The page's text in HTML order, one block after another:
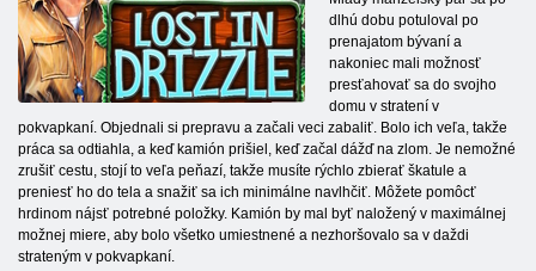
dlhú dobu potuloval po
prenajatom bývaní a
nakoniec mali možnosť
presťahovať sa do svojho
domu v stratení v
pokvapkaní. Objednali si prepravu a začali veci zabaliť. Bolo ich veľa, takže
práca sa odtiahla, a keď kamión prišiel, keď začal dážď na zlom. Je nemožné
zrušiť cestu, stojí to veľa peňazí, takže musíte rýchlo zbierať škatule a
preniesť ho do tela a snažiť sa ich minimálne navlhčiť. Môžete pomôcť
hrdinom nájsť potrebné položky. Kamión by mal byť naložený v maximálnej
možnej miere, aby bolo všetko umiestnené a nezhoršovalo sa v daždi
strateným v pokvapkaní.